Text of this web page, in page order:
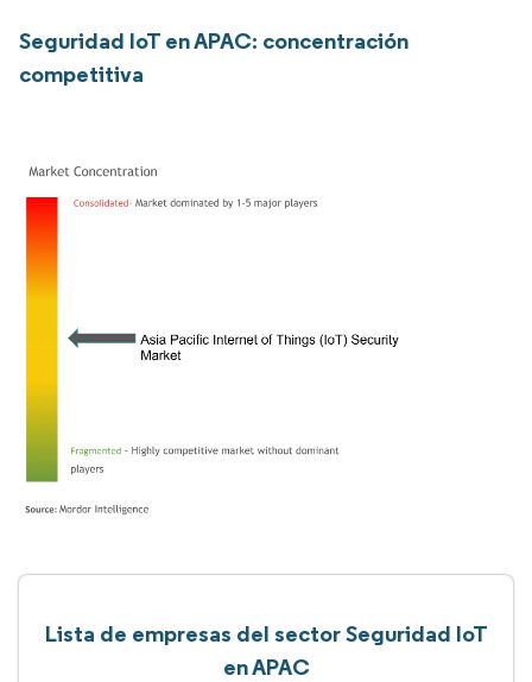
Seguridad IoT en APAC: concentración
competitiva
Lista de empresas del sector Seguridad IoT
en APAC